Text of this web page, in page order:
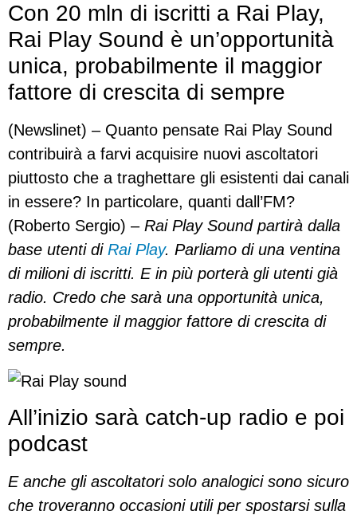
Con 20 mln di iscritti a Rai Play,
Rai Play Sound è un’opportunità
unica, probabilmente il maggior
fattore di crescita di sempre
(Newslinet) – Quanto pensate Rai Play Sound
contribuirà a farvi acquisire nuovi ascoltatori
piuttosto che a traghettare gli esistenti dai canali
in essere? In particolare, quanti dall’FM?
(Roberto Sergio) – Rai Play Sound partirà dalla
base utenti di Rai Play. Parliamo di una ventina
di milioni di iscritti. E in più porterà gli utenti già
radio. Credo che sarà una opportunità unica,
probabilmente il maggior fattore di crescita di
sempre.
All’inizio sarà catch-up radio e poi
podcast
E anche gli ascoltatori solo analogici sono sicuro
che troveranno occasioni utili per spostarsi sulla